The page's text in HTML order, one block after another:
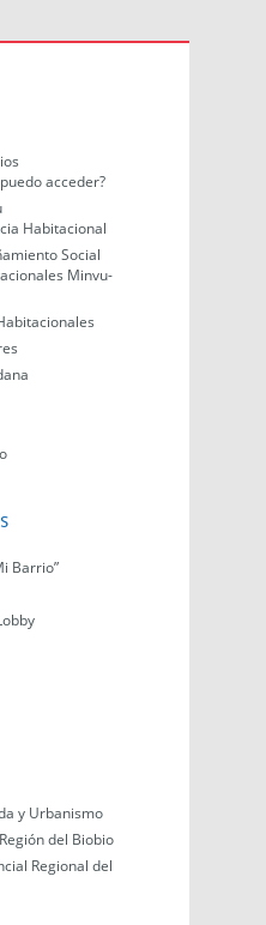
acceder?
Habitacional
Social
Minvu-
Barrio”
y Urbanismo
del Biobio
Regional del